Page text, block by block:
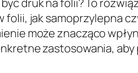
druk na folii? To
jak samoprzylepna
może znacząco
zastosowania,